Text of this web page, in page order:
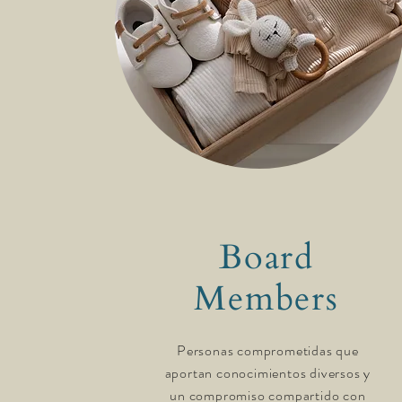
Board
Members
Personas comprometidas que
aportan conocimientos diversos y
un compromiso compartido con